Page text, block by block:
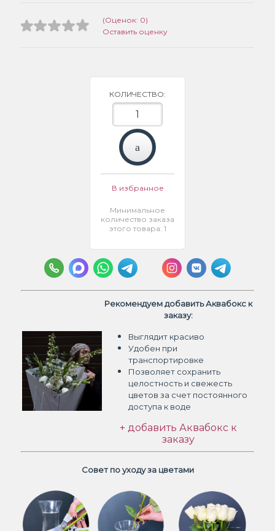
(Оценок: 0)
Оставить оценку
КОЛИЧЕСТВО:
В избранное
Минимальное
количество заказа
этого товара: 1
Рекомендуем добавить Аквабокс к
заказу:
Выглядит красиво
Удобен при
транспортировке
Позволяет сохранить
целостность и свежесть
цветов за счет постоянного
доступа к воде
+ добавить Аквабокс к
заказу
Совет по уходу за цветами